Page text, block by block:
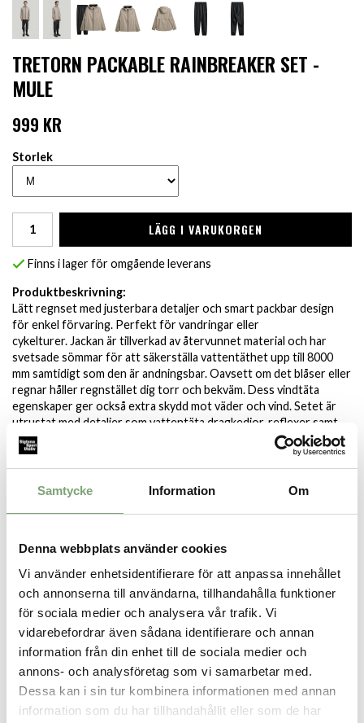
Samtycke Information Om
Denna webbplats använder cookies
Vi använder enhetsidentifierare för att anpassa innehållet
och annonserna till användarna, tillhandahålla funktioner
för sociala medier och analysera vår trafik. Vi
vidarebefordrar även sådana identifierare och annan
information från din enhet till de sociala medier och
annons- och analysföretag som vi samarbetar med.
Dessa kan i sin tur kombinera informationen med annan
information som du har tillhandahållit eller som de har
TRETORN PACKABLE RAINBREAKER SET -
MULE
999 KR
Storlek
LÄGG I VARUKORGEN
Finns i lager för omgående leverans
Produktbeskrivning:
Lätt regnset med justerbara detaljer och smart packbar design
för enkel förvaring. Perfekt för vandringar eller
cykelturer. Jackan är tillverkad av återvunnet material och har
svetsade sömmar för att säkerställa vattentäthet upp till 8000
mm samtidigt som den är andningsbar. Oavsett om det blåser eller
regnar håller regnstället dig torr och bekväm. Dess vindtäta
egenskaper ger också extra skydd mot väder och vind. Setet är
utrustat med detaljer som vattentäta dragkedjor, reflexer samt
justerbar huva och midja för optimal passform och komfort. För
extra bekvämlighet kan sidofickan med reflexband enkelt
omvandlas till en praktisk packväska, vilket gör det enkelt att ta
med sig regnstället överallt. När det inte behövs kan hela
Specifikation:
Vattentät
Vindtät
Svetsade sömmar
SPARA SOM FAVORIT